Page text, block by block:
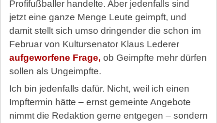
Profifußballer handelte. Aber jedenfalls sind
jetzt eine ganze Menge Leute geimpft, und
damit stellt sich umso dringender die schon im
Februar von Kultursenator Klaus Lederer
aufgeworfene Frage, ob Geimpfte mehr dürfen
sollen als Ungeimpfte.
Ich bin jedenfalls dafür. Nicht, weil ich einen
Impftermin hätte – ernst gemeinte Angebote
nimmt die Redaktion gerne entgegen – sondern